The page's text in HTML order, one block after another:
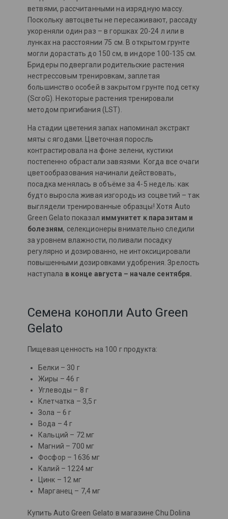
ветвями, рассчитанными на изрядную массу.
Поскольку автоцветы не пересаживают, рассаду
укореняли один раз – в горшках 20-24 л или в
лунках на расстоянии 75 см. В открытом грунте
могли дорастать до 150 см, в индоре 100-135 см.
Бридеры подвергали родительские растения
нестрессовым тренировкам, заплетая
большинство особей в закрытом грунте под сетку
(ScroG). Некоторые растения тренировали
методом пригибания (LST).
На стадии цветения запах напоминал экстракт
мяты с ягодами. Цветочная поросль
контрастировала на фоне зелени, кустики
постепенно обрастали завязями. Когда все очаги
цветообразования начинали действовать,
посадка менялась в объёме за 4-5 недель: как
будто выросла живая изгородь из соцветий – так
выглядели тренированные образцы! Хотя Auto
Green Gelato показал иммунитет к паразитам и
болезням, селекционеры внимательно следили
за уровнем влажности, поливали посадку
регулярно и дозированно, не интоксицировали
повышенными дозировками удобрения. Зрелость
наступала в конце августа – начале сентября.
Семена конопли Auto Green
Gelato
Пищевая ценность на 100 г продукта:
Белки – 30 г
Жиры – 46 г
Углеводы – 8 г
Клетчатка – 3,5 г
Зола – 6 г
Вода – 4 г
Кальций – 72 мг
Магний – 700 мг
Фосфор – 1636 мг
Калий – 1224 мг
Цинк – 12 мг
Марганец – 7,4 мг
Купить Auto Green Gelato в магазине Chu Dolina